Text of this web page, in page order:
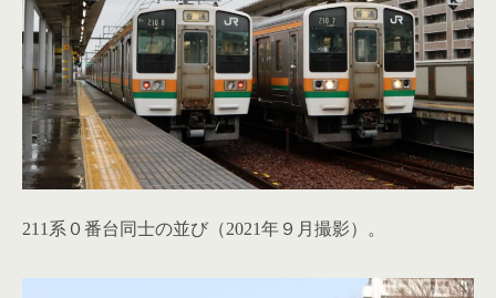
211系０番台同士の並び（2021年９月撮影）。